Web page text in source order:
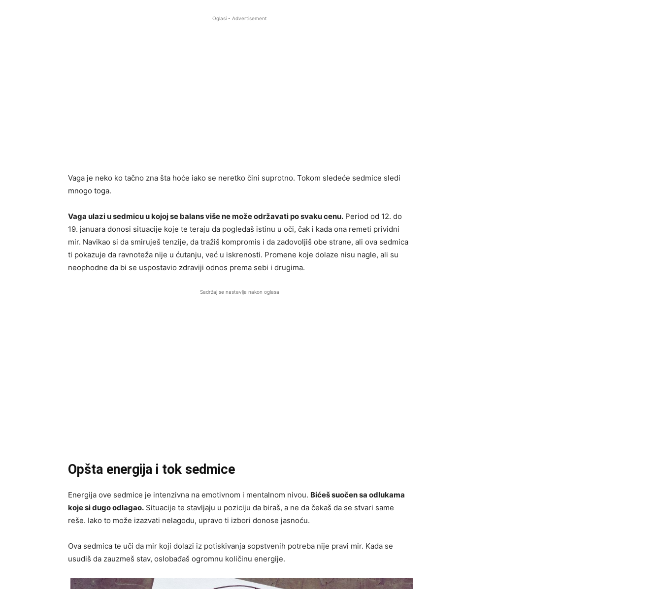
Oglasi - Advertisement
Vaga je neko ko tačno zna šta hoće iako se neretko čini suprotno. Tokom sledeće sedmice sledi
mnogo toga.
Vaga ulazi u sedmicu u kojoj se balans više ne može održavati po svaku cenu. Period od 12. do
19. januara donosi situacije koje te teraju da pogledaš istinu u oči, čak i kada ona remeti prividni
mir. Navikao si da smiruješ tenzije, da tražiš kompromis i da zadovoljiš obe strane, ali ova sedmica
ti pokazuje da ravnoteža nije u ćutanju, već u iskrenosti. Promene koje dolaze nisu nagle, ali su
neophodne da bi se uspostavio zdraviji odnos prema sebi i drugima.
Sadržaj se nastavlja nakon oglasa
Opšta energija i tok sedmice
Energija ove sedmice je intenzivna na emotivnom i mentalnom nivou. Bićeš suočen sa odlukama
koje si dugo odlagao. Situacije te stavljaju u poziciju da biraš, a ne da čekaš da se stvari same
reše. Iako to može izazvati nelagodu, upravo ti izbori donose jasnoću.
Ova sedmica te uči da mir koji dolazi iz potiskivanja sopstvenih potreba nije pravi mir. Kada se
usudiš da zauzmeš stav, oslobađaš ogromnu količinu energije.